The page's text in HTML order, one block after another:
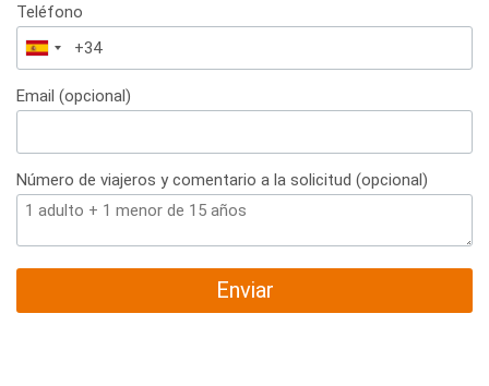
Teléfono
España
+34
Email (opcional)
Número de viajeros y comentario a la solicitud (opcional)
Enviar